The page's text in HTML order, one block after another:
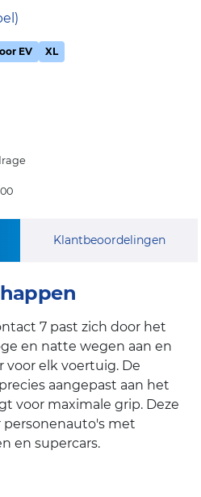
EV XL
Klantbeoordelingen
7 past zich door het
en natte wegen aan en
voor elk voertuig. De
aangepast aan het
voor maximale grip. Deze
met
en supercars.